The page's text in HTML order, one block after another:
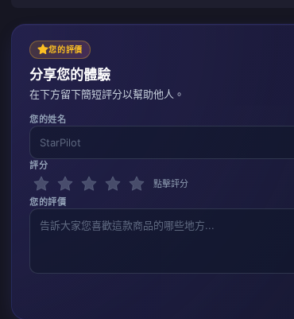
您的評價
分享您的體驗
在下方留下簡短評分以幫助他人。
您的姓名
評分
點擊評分
您的評價